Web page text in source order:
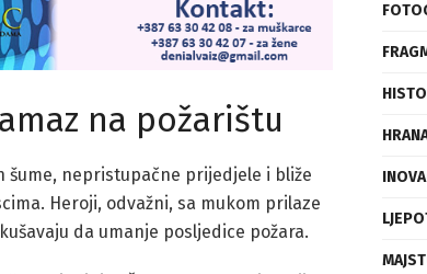
na požarištu
šume, nepristupačne prijedjele i bliže
Heroji, odvažni, sa mukom prilaze
da umanje posljedice požara.